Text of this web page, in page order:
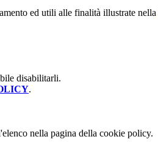
ed utili alle finalità illustrate nella
disabilitarli.
.
nella pagina della cookie policy.